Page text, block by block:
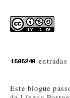
entradas
Este blogue